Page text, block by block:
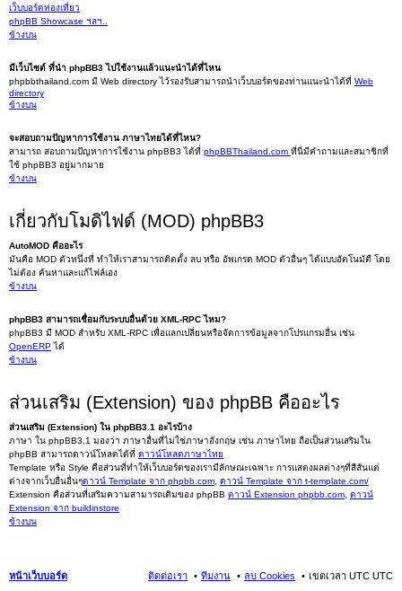
เว็บบอร์ดท่องเที่ยว
phpBB Showcase ฯลฯ..
ข้างบน
มีเว็บไซต์ ที่นำ phpBB3 ไปใช้งานแล้วแนะนำได้ที่ไหน
phpbbthailand.com มี Web directory ไว้รองรับสามารถนำเว็บบอร์ดของท่านแนะนำได้ที่ Web
directory
ข้างบน
จะสอบถามปัญหาการใช้งาน ภาษาไทยได้ที่ไหน?
สามารถ สอบถามปัญหาการใช้งาน phpBB3 ได้ที่ phpBBThailand.com ที่นี่มีคำถามและสมาชิกที่
ใช้ phpBB3 อยู่มากมาย
ข้างบน
เกี่ยวกับโมดิไฟด์ (MOD) phpBB3
AutoMOD คืออะไร
มันคือ MOD ตัวหนึ่งที่ ทำให้เราสามารถติดตั้ง ลบ หรือ อัพเกรด MOD ตัวอื่นๆ ได้แบบอัตโนมัตื โดย
ไม่ต้อง ค้นหาและแก้ไฟล์เอง
ข้างบน
phpBB3 สามารถเชื่อมกับระบบอื่นด้วย XML-RPC ไหม?
phpBB3 มี MOD สำหรับ XML-RPC เพื่อแลกเปลี่ยนหรือจัดการข้อมูลจากโปรแกรมอื่น เช่น
OpenERPได้
ข้างบน
ส่วนเสริม (Extension) ของ phpBB คืออะไร
ส่วนเสริม (Extension) ใน phpBB3.1 อะไรบ้าง
ภาษา ใน phpBB3.1 มองว่า ภาษาอื่นที่ไม่ใช่ภาษาอังกฤษ เช่น ภาษาไทย ถือเป็นส่วนเสริมใน
phpBB สามารถดาวน์โหลดได้ที่ ดาวน์โหลดภาษาไทย
Template หรือ Style คือส่วนที่ทำให้เว็บบอร์ดของเรามีลักษณะเฉพาะ การแสดงผลต่างๆที่สีสันแต่
ต่างจากเว็บอื่นอื่นๆดาวน์ Template จาก phpbb.com ดาวน์ Template จาก t-template.com/
Extension คือส่วนที่เสริมความสามารถเดิมของ phpBB ดาวน์ Extension phpbb.com ดาวน์
Extension จาก buildinstore
ข้างบน
หน้าเว็บบอร์ด เขตเวลา UTC UTC
ลบ Cookies
ทีมงาน
ติดต่อเรา